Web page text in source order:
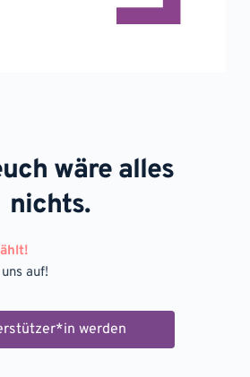
wäre alles
nichts.
auf!
werden